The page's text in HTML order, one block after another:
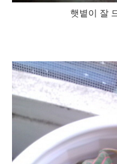
햇볕이 잘